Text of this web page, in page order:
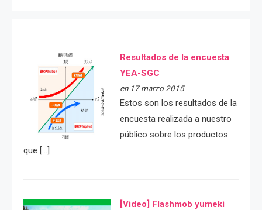
Resultados de la encuesta
YEA-SGC
en 17 marzo 2015
Estos son los resultados de la
encuesta realizada a nuestro
público sobre los productos
que […]
[Video] Flashmob yumeki